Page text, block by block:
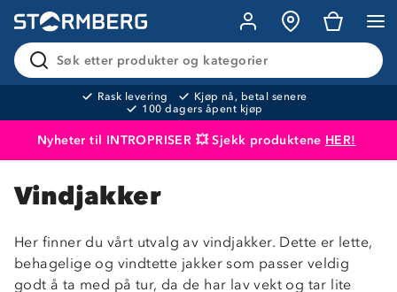
Søk etter produkter og kategorier
Rask levering
Kjøp nå, betal senere
100 dagers åpent kjøp
Nyheter til INTROPRISER 💥 Sjekk produktene HER!
Produktet er lagt i handlekurven
Vindjakker
Her finner du vårt utvalg av vindjakker. Dette er lette,
behagelige og vindtette jakker som passer veldig
godt å ta med på tur, da de har lav vekt og tar lite